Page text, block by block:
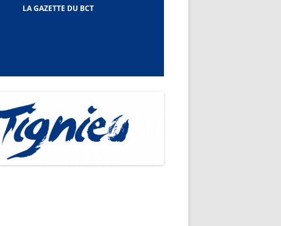
LA GAZETTE DU BCT